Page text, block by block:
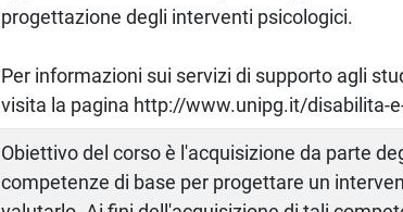
progettazione degli interventi psicologici.
Per informazioni sui servizi di supporto agli
visita la pagina http://www.unipg.it/disabilita-
Obiettivo del corso è l'acquisizione da parte
competenze di base per progettare un